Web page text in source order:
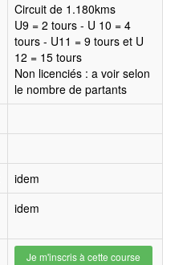
Circuit de 1.180kms
U9 = 2 tours - U 10 = 4
tours - U11 = 9 tours et U
12 = 15 tours
Non licenciés : a voir selon
le nombre de partants
idem
idem
Je m'inscris à cette course